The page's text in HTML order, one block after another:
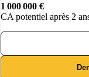
1 000 000 €
CA potentiel après 2